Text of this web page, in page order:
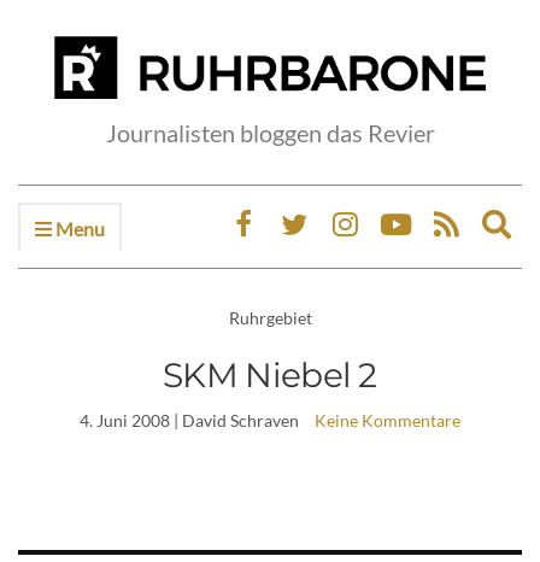
Journalisten bloggen das Revier
Menu
Ruhrgebiet
SKM Niebel 2
4. Juni 2008 | David Schraven Keine Kommentare